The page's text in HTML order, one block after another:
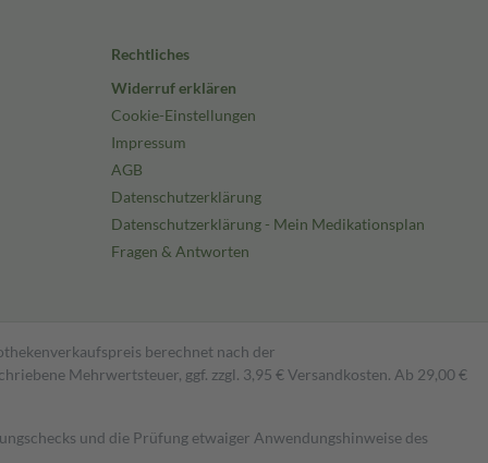
Rechtliches
Widerruf erklären
Cookie-Einstellungen
Impressum
AGB
Datenschutzerklärung
Datenschutzerklärung - Mein Medikationsplan
Fragen & Antworten
berechnet nach der
Mehrwertsteuer, ggf. zzgl. 3,95 € Versandkosten. Ab 29,00 €
und die Prüfung etwaiger Anwendungshinweise des